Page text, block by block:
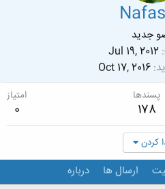
جدید
Jul 19, 2012
Oct 17, 2016
پسندها
178
امتیاز
0
کردن
ارسال ها درباره